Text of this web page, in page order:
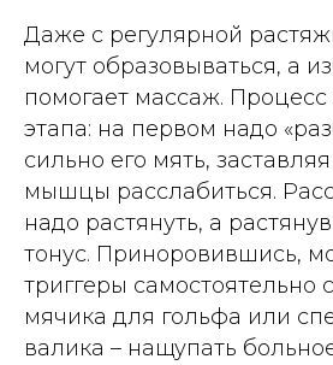
Даже с регулярной
могут образовываться, а
помогает массаж.
этапа: на первом надо
сильно его мять,
мышцы расслабиться.
надо растянуть, а
тонус. Приноровившись,
триггеры
мячика для гольфа или
валика – нащупать